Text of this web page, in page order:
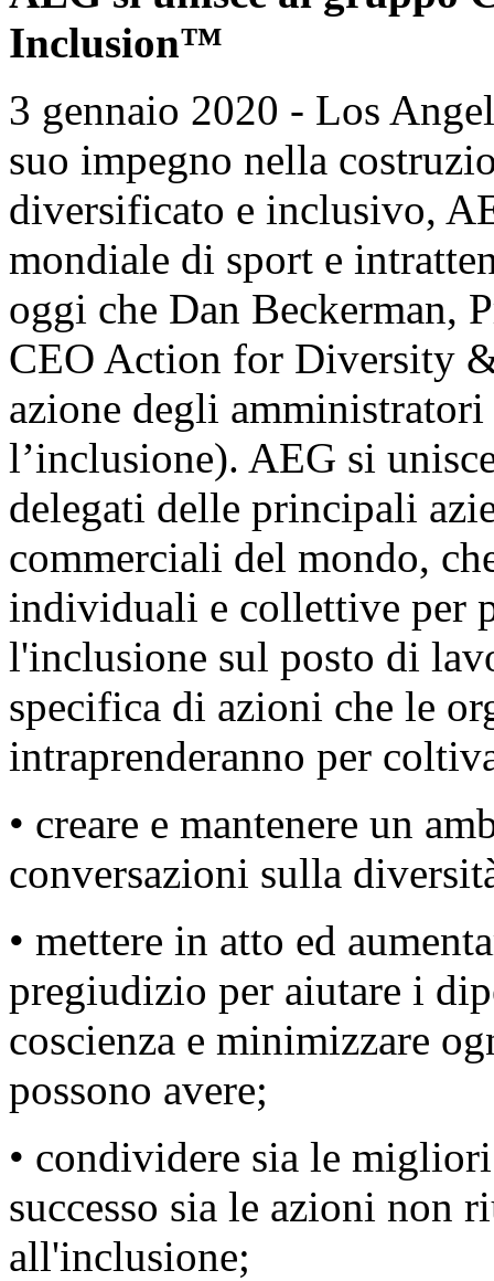
Inclusion™
3 gennaio 2020 - Los
suo impegno nella
diversificato e inclusivo,
mondiale di sport e
oggi che Dan Beckerman,
CEO Action for Diversity
azione degli
l’inclusione). AEG si
delegati delle principali
commerciali del mondo,
individuali e collettive per
l'inclusione sul posto di
specifica di azioni che le
intraprenderanno per
• creare e mantenere un
conversazioni sulla
• mettere in atto ed
pregiudizio per aiutare i
coscienza e minimizzare
possono avere;
• condividere sia le
successo sia le azioni non
all'inclusione;